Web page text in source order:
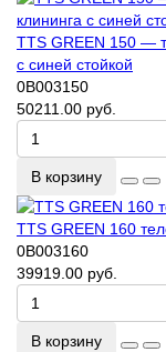
TTS GREEN 150 —
с синей стойкой
0B003150
50211.00 руб.
В корзину
TTS GREEN 160
0B003160
39919.00 руб.
В корзину